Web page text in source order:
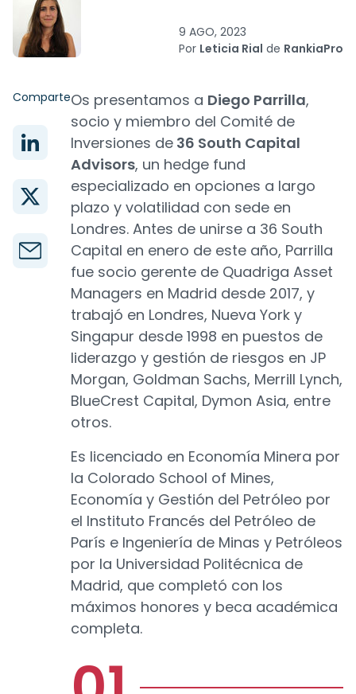
9 AGO, 2023
Por Leticia Rial de RankiaPro
ComparteOs presentamos a Diego Parrilla,
socio y miembro del Comité de
Inversiones de 36 South Capital
Advisors, un hedge fund
especializado en opciones a largo
plazo y volatilidad con sede en
Londres. Antes de unirse a 36 South
Capital en enero de este año, Parrilla
fue socio gerente de Quadriga Asset
Managers en Madrid desde 2017, y
trabajó en Londres, Nueva York y
Singapur desde 1998 en puestos de
liderazgo y gestión de riesgos en JP
Morgan, Goldman Sachs, Merrill Lynch,
BlueCrest Capital, Dymon Asia, entre
otros.
Es licenciado en Economía Minera por
la Colorado School of Mines,
Economía y Gestión del Petróleo por
el Instituto Francés del Petróleo de
París e Ingeniería de Minas y Petróleos
por la Universidad Politécnica de
Madrid, que completó con los
máximos honores y beca académica
completa.